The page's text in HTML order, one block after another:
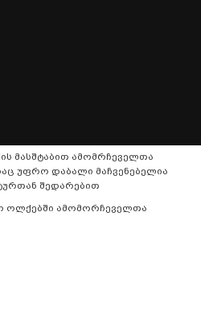
მასშტაბით ამომრჩეველთა
უფრო დაბალი მაჩვენებელია
შედარებით
ოლქებში ამომორჩეველთა